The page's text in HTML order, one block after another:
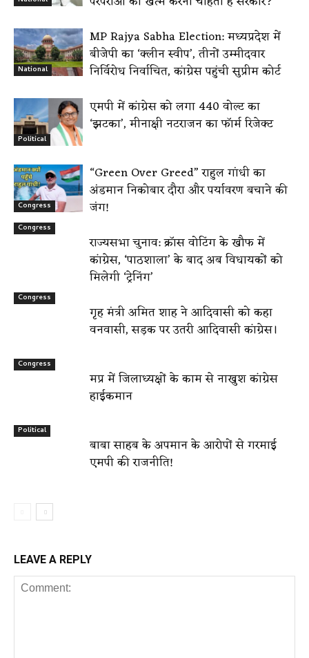
National
MP Rajya Sabha Election: मध्यप्रदेश में
बीजेपी का ‘क्लीन स्वीप’, तीनों उम्मीदवार
निर्विरोध निर्वाचित, कांग्रेस पहुंची सुप्रीम कोर्ट
Political
एमपी में कांग्रेस को लगा 440 वोल्ट का
‘झटका’, मीनाक्षी नटराजन का फॉर्म रिजेक्ट
Congress
“Green Over Greed” राहुल गांधी का
अंडमान निकोबार दौरा और पर्यावरण बचाने की
जंग!
Congress
राज्यसभा चुनाव: क्रॉस वोटिंग के खौफ में
कांग्रेस, ‘पाठशाला’ के बाद अब विधायकों को
मिलेगी ‘ट्रेनिंग’
Congress
गृह मंत्री अमित शाह ने आदिवासी को कहा
वनवासी, सड़क पर उतरी आदिवासी कांग्रेस।
Congress
मप्र में जिलाध्यक्षों के काम से नाखुश कांग्रेस
हाईकमान
Political
बाबा साहब के अपमान के आरोपों से गरमाई
एमपी की राजनीति!
LEAVE A REPLY